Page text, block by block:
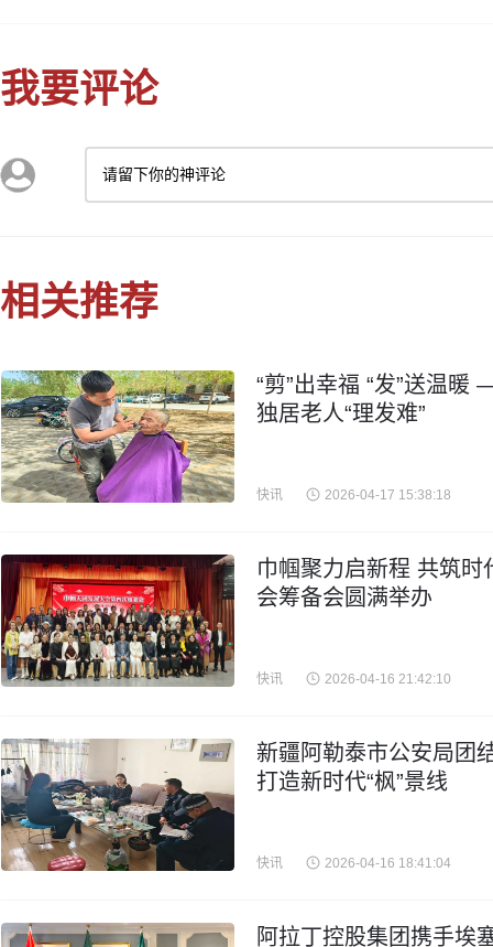
我要评论
请留下你的神评论
相关推荐
“剪”出幸福 “发”送温
独居老人“理发难”
快讯 2026-04-17 15:38:18
巾帼聚力启新程 共筑
会筹备会圆满举办
快讯 2026-04-16 21:42:10
新疆阿勒泰市公安局团
打造新时代“枫”景线
快讯 2026-04-16 18:41:04
阿拉丁控股集团携手埃